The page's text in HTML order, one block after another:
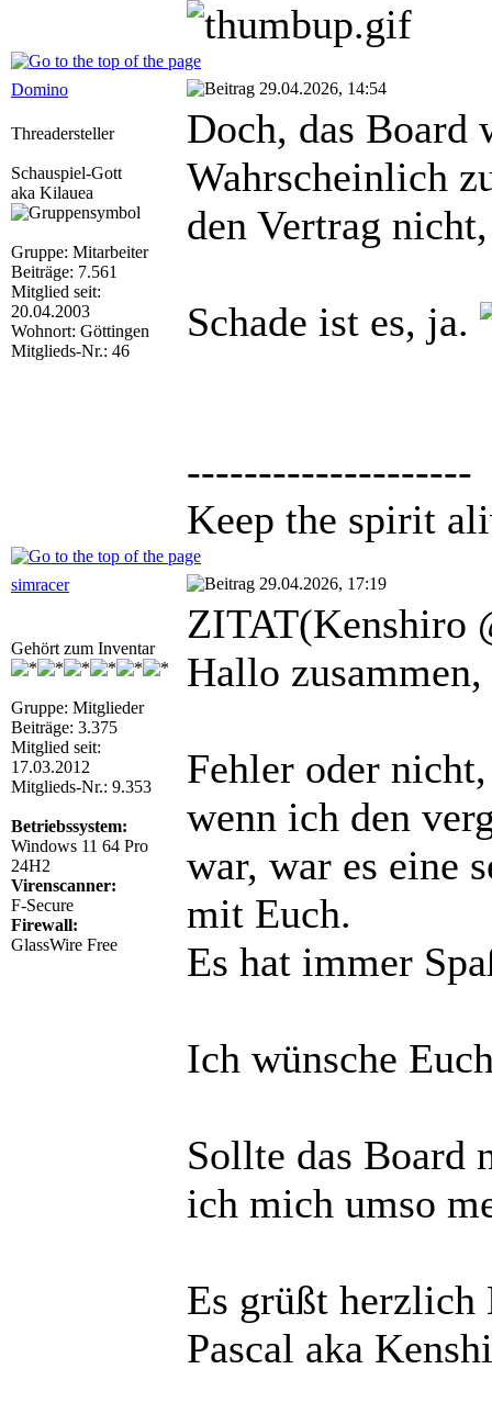
Domino 29.04.2026, 14:54
Threadersteller
Schauspiel-Gott
aka Kilauea
Gruppe: Mitarbeiter
Beiträge: 7.561
Mitglied seit:
20.04.2003
Wohnort: Göttingen
Mitglieds-Nr.: 46
Doch, das Board
Wahrscheinlich
den Vertrag
Schade ist es, ja.
--------------------
Keep the spirit
simracer 29.04.2026, 17:19
Gehört zum Inventar
Gruppe: Mitglieder
Beiträge: 3.375
Mitglied seit:
17.03.2012
Mitglieds-Nr.: 9.353
Betriebssystem:
Windows 11 64 Pro
24H2
Virenscanner:
F-Secure
Firewall:
GlassWire Free
ZITAT(Kenshiro
Hallo zusammen,
Fehler oder
wenn ich den
war, war es eine
mit Euch.
Es hat immer
Ich wünsche
Sollte das Board
ich mich umso
Es grüßt herzlich
Pascal aka